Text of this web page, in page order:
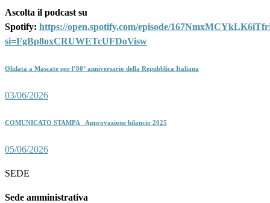
Ascolta il podcast su
Spotify: https://open.spotify.com/episode/
si=FgBp8oxCRUWETcUFDoVisw
Olidata a Mascate per l’80° anniversario della Repubblica Italiana
03/06/2026
COMUNICATO STAMPA_ Approvazione bilancio 2025
05/06/2026
SEDE
Sede amministrativa